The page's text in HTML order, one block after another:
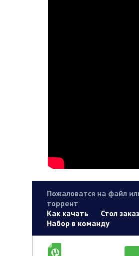
Пожаловатся на файл
торрент
Как качать
Стол
Набор в команду